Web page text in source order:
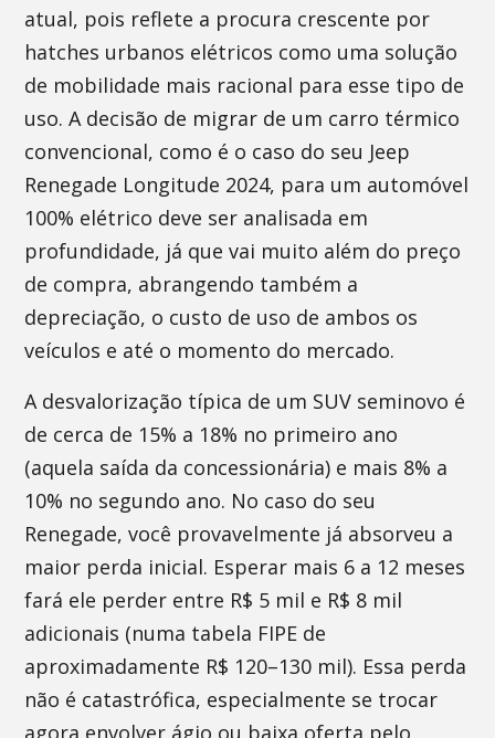
atual, pois reflete a procura crescente por
hatches urbanos elétricos como uma solução
de mobilidade mais racional para esse tipo de
uso. A decisão de migrar de um carro térmico
convencional, como é o caso do seu Jeep
Renegade Longitude 2024, para um automóvel
100% elétrico deve ser analisada em
profundidade, já que vai muito além do preço
de compra, abrangendo também a
depreciação, o custo de uso de ambos os
veículos e até o momento do mercado.
A desvalorização típica de um SUV seminovo é
de cerca de 15% a 18% no primeiro ano
(aquela saída da concessionária) e mais 8% a
10% no segundo ano. No caso do seu
Renegade, você provavelmente já absorveu a
maior perda inicial. Esperar mais 6 a 12 meses
fará ele perder entre R$ 5 mil e R$ 8 mil
adicionais (numa tabela FIPE de
aproximadamente R$ 120–130 mil). Essa perda
não é catastrófica, especialmente se trocar
agora envolver ágio ou baixa oferta pelo